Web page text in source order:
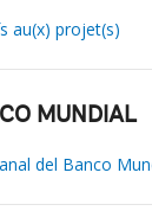
au(x) projet(s)
MUNDIAL
del Banco